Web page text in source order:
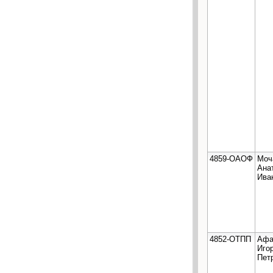
4859-ОАОФ
4852-ОТПП